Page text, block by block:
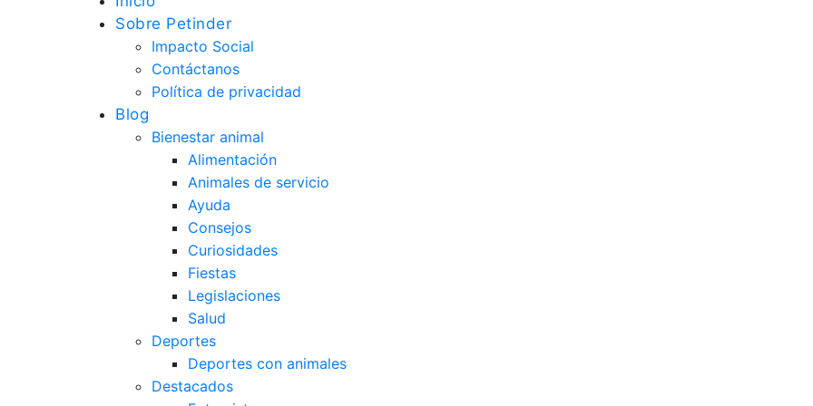
Sobre Petinder
Impacto Social
Contáctanos
Política de privacidad
Blog
Bienestar animal
Alimentación
Animales de servicio
Ayuda
Consejos
Curiosidades
Fiestas
Legislaciones
Salud
Deportes
Deportes con animales
Destacados